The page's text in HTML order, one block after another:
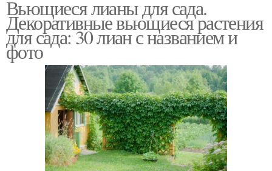
Вьющиеся лианы для сада.
Декоративные вьющиеся растения
для сада: 30 лиан с названием и
фото